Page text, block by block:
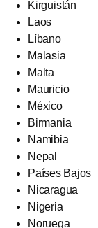
Kirguistán
Laos
Líbano
Malasia
Malta
Mauricio
México
Birmania
Namibia
Nepal
Países Bajos
Nicaragua
Nigeria
Noruega